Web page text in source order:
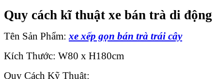
Quy cách kĩ thuật xe bán trà di động
Tên Sản Phẩm:xe xếp gọn bán trà trái cây
Kích Thước: W80 x H180cm
Quy Cách Kỹ Thuật: